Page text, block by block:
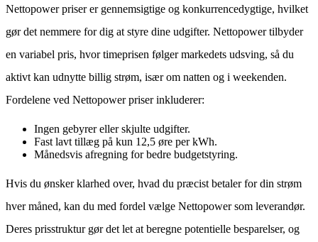
Nettopower priser er gennemsigtige og konkurrencedygtige, hvilket
gør det nemmere for dig at styre dine udgifter. Nettopower tilbyder
en variabel pris, hvor timeprisen følger markedets udsving, så du
aktivt kan udnytte billig strøm, især om natten og i weekenden.
Fordelene ved Nettopower priser inkluderer:
Ingen gebyrer eller skjulte udgifter.
Fast lavt tillæg på kun 12,5 øre per kWh.
Månedsvis afregning for bedre budgetstyring.
Hvis du ønsker klarhed over, hvad du præcist betaler for din strøm
hver måned, kan du med fordel vælge Nettopower som leverandør.
Deres prisstruktur gør det let at beregne potentielle besparelser, og